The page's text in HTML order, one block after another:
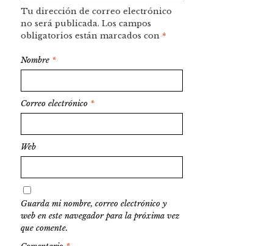
Tu dirección de correo electrónico
no será publicada. Los campos
obligatorios están marcados con *
Nombre *
Correo electrónico *
Web
Guarda mi nombre, correo electrónico y
web en este navegador para la próxima vez
que comente.